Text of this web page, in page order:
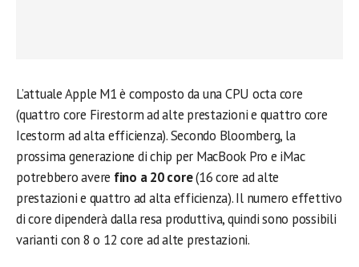
L’attuale Apple M1 è composto da una CPU octa core
(quattro core Firestorm ad alte prestazioni e quattro core
Icestorm ad alta efficienza). Secondo Bloomberg, la
prossima generazione di chip per MacBook Pro e iMac
potrebbero avere fino a 20 core(16 core ad alte
prestazioni e quattro ad alta efficienza). Il numero effettivo
di core dipenderà dalla resa produttiva, quindi sono possibili
varianti con 8 o 12 core ad alte prestazioni.